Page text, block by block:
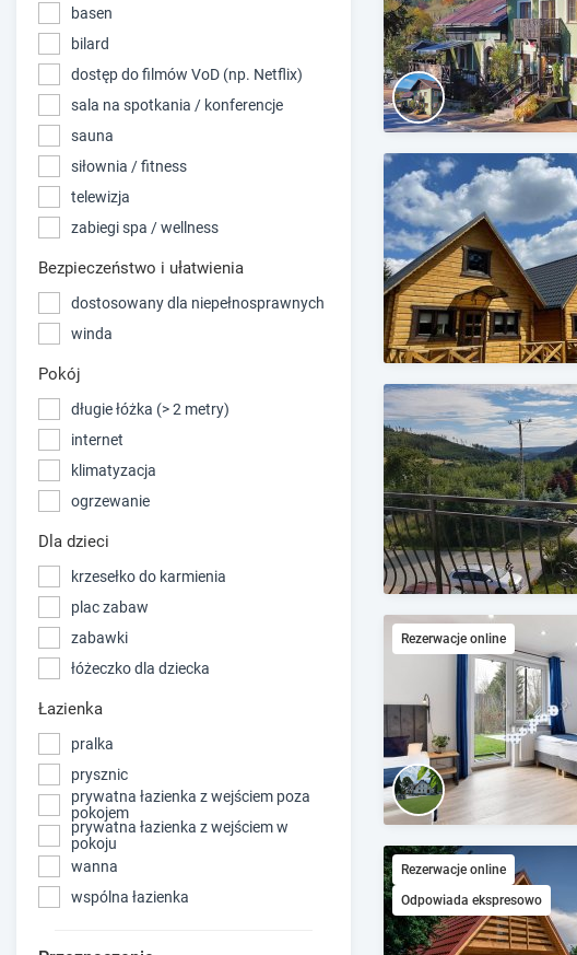
s
t
i
o
n
m
a
r
k
e
y
t
o
g
e
t
t
h
e
k
e
y
b
o
a
s
h
o
r
t
c
o
r
c
basen
bilard
dostęp do filmów VoD (np. Netflix)
sala na spotkania / konferencje
sauna
siłownia / fitness
telewizja
zabiegi spa / wellness
Bezpieczeństwo i ułatwienia
dostosowany dla niepełnosprawnych
winda
Pokój
długie łóżka (> 2 metry)
internet
klimatyzacja
ogrzewanie
Dla dzieci
krzesełko do karmienia
plac zabaw
zabawki
łóżeczko dla dziecka
Łazienka
pralka
prysznic
prywatna łazienka z wejściem poza
pokojem
prywatna łazienka z wejściem w
pokoju
wanna
wspólna łazienka
Rezerwacje online
Rezerwacje online
Odpowiada ekspresowo